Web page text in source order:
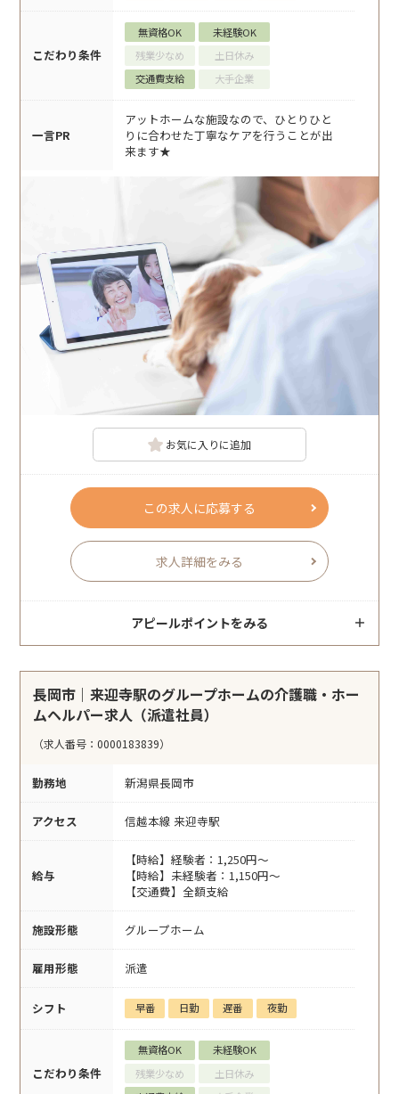
こだわり条件
無資格OK
未経験OK
残業少なめ
土日休み
交通費支給
大手企業
一言PR
アットホームな施設なので、ひとりひと
りに合わせた丁寧なケアを行うことが出
来ます★
お気に入りに追加
この求人に応募する
求人詳細をみる
アピールポイントをみる
長岡市｜来迎寺駅のグループホームの介護職・ホー
ムヘルパー求人（派遣社員）
（求人番号：0000183839）
勤務地 新潟県長岡市
アクセス 信越本線 来迎寺駅
給与
【時給】経験者：1,250円～
【時給】未経験者：1,150円～
【交通費】全額支給
施設形態 グループホーム
雇用形態 派遣
シフト 早番 日勤 遅番 夜勤
こだわり条件
無資格OK
未経験OK
残業少なめ
土日休み